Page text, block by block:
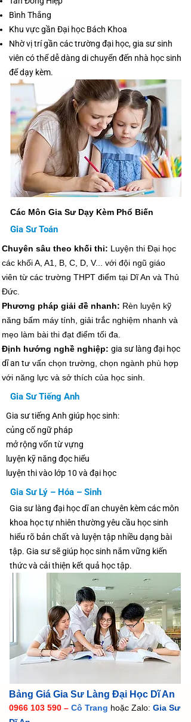
Bình Thắng
Khu vực gần Đại học Bách Khoa
Nhờ vị trí gần các trường đại học, gia sư sinh
viên có thể dễ dàng di chuyển đến nhà học sinh
để dạy kèm.
Các Môn Gia Sư Dạy Kèm Phổ Biến
Gia Sư Toán
Chuyên sâu theo khối thi: Luyện thi Đại học
các khối A, A1, B, C, D, V... với đội ngũ giáo
viên từ các trường THPT điểm tại Dĩ An và Thủ
Đức.
Phương pháp giải đề nhanh: Rèn luyện kỹ
năng bấm máy tính, giải trắc nghiệm nhanh và
mẹo làm bài thi đạt điểm tối đa.
Định hướng nghề nghiệp: gia sư làng đại học
dĩ an tư vấn chọn trường, chọn ngành phù hợp
với năng lực và sở thích của học sinh.
Gia Sư Tiếng Anh
Gia sư tiếng Anh giúp học sinh:
củng cố ngữ pháp
mở rộng vốn từ vựng
luyện kỹ năng đọc hiểu
luyện thi vào lớp 10 và đại học
Gia Sư Lý – Hóa – Sinh
Gia sư làng đại học dĩ an chuyên kèm các môn
khoa học tự nhiên thường yêu cầu học sinh
hiểu rõ bản chất và luyện tập nhiều dạng bài
tập. Gia sư sẽ giúp học sinh nắm vững kiến
thức và cải thiện kết quả học tập.
Bảng Giá Gia Sư Làng Đại Học Dĩ An
0966 103 590 – Cô Trang hoặc Zalo: Gia Sư